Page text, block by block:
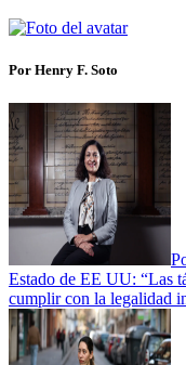
Por Henry F. Soto
Estado de EE UU: “Las
cumplir con la legalidad